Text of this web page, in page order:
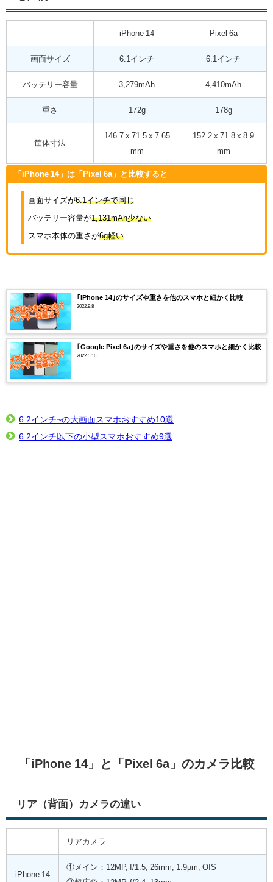
iPhone 14 Pixel 6a
画面サイズ 6.1インチ 6.1インチ
バッテリー容量 3,279mAh 4,410mAh
重さ 172g 178g
筐体寸法
146.7 x 71.5 x 7.65
mm
152.2 x 71.8 x 8.9
mm
「iPhone 14」は「Pixel 6a」と比較すると
画面サイズが6.1インチで同じ
バッテリー容量が1,131mAh少ない
スマホ本体の重さが6g軽い
｢iPhone 14｣のサイズや重さを他のスマホと細かく比較
2022.9.8
｢Google Pixel 6a｣のサイズや重さを他のスマホと細かく比較
2022.5.16
6.2インチ~の大画面スマホおすすめ10選
6.2インチ以下の小型スマホおすすめ9選
「iPhone 14」と「Pixel 6a」のカメラ比較
リア（背面）カメラの違い
リアカメラ
iPhone 14
①メイン：12MP, f/1.5, 26mm, 1.9µm,
OIS